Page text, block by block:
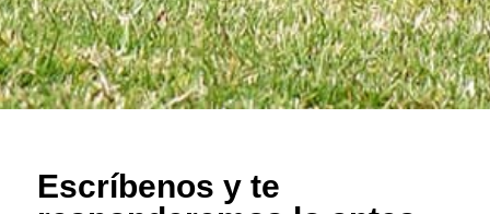
Escríbenos y te